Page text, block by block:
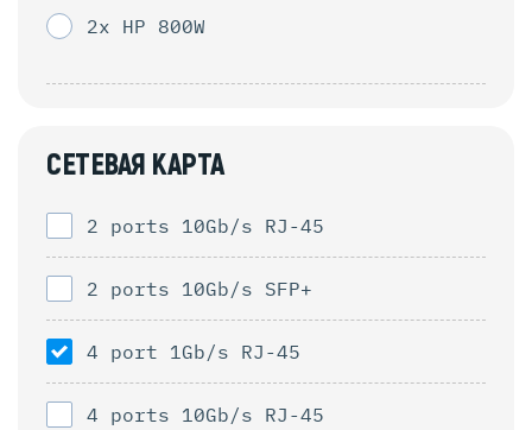
2x HP 800W
СЕТЕВАЯ КАРТА
2 ports 10Gb/s RJ-45
2 ports 10Gb/s SFP+
4 port 1Gb/s RJ-45
4 ports 10Gb/s RJ-45